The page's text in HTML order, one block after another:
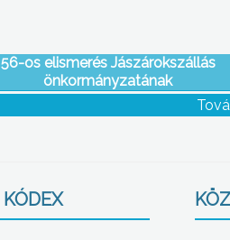
56-os elismerés Jászárokszállás
önkormányzatának